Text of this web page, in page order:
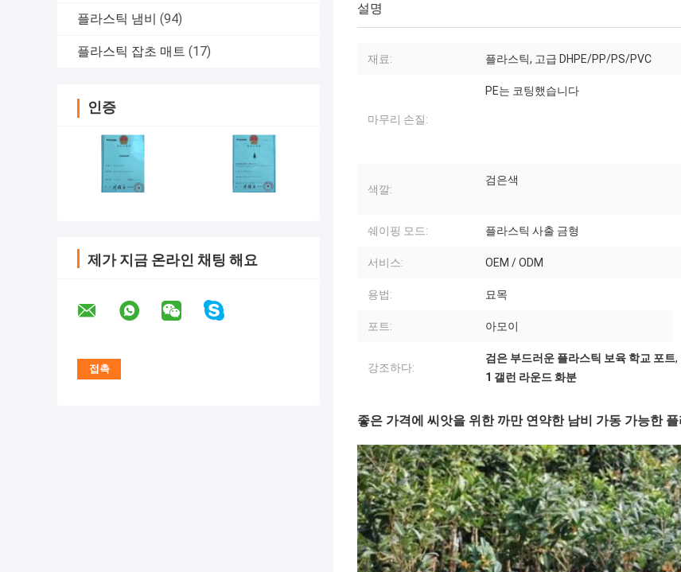
플라스틱 냄비 (94)
플라스틱 잡초 매트 (17)
인증
제가 지금 온라인 채팅 해요
설명
재료: 플라스틱, 고급 DHPE/PP/PS/PVC
마무리 손질:
PE는 코팅했습니다
색깔:
검은색
쉐이핑 모드: 플라스틱 사출 금형
서비스: OEM / ODM
용법: 묘목
포트: 아모이
강조하다:
검은 부드러운 플라스틱 보육 학교 포트,
1 갤런 라운드 화분
좋은 가격에 씨앗을 위한 까만 연약한 남비 가동 가능한